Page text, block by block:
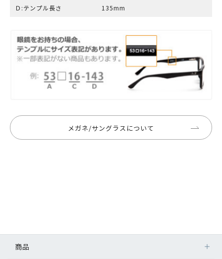
Ｄ:テンプル長さ 135mm
メガネ/サングラスについて
商品